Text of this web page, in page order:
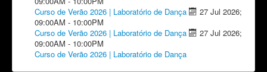
Curso de Verão 2026 | Laboratório de Dança
27 Jul 2026;
09:00AM - 10:00PM
Curso de Verão 2026 | Laboratório de Dança
27 Jul 2026;
09:00AM - 10:00PM
Curso de Verão 2026 | Laboratório de Dança